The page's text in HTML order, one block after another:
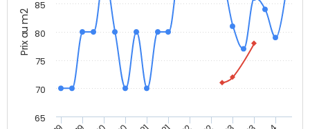
Prix au m2
65
70
75
80
85